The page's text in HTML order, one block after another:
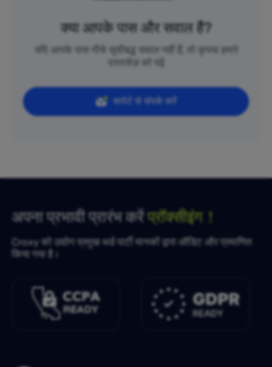
क्या आपके पास और सवाल हैं?
यदि आपके पास नीचे सूचीबद्ध सवाल नहीं हैं, तो कृपया हमारे
दस्तावेज़ को पढ़ें
सपोर्ट से संपर्क करें
अपना प्रभावी प्रारंभ करेंप्रॉक्सीइंग！
Croxy को उद्योग प्रमुख थर्ड पार्टी मानकों द्वारा ऑडिट और प्रमाणित
किया गया है।